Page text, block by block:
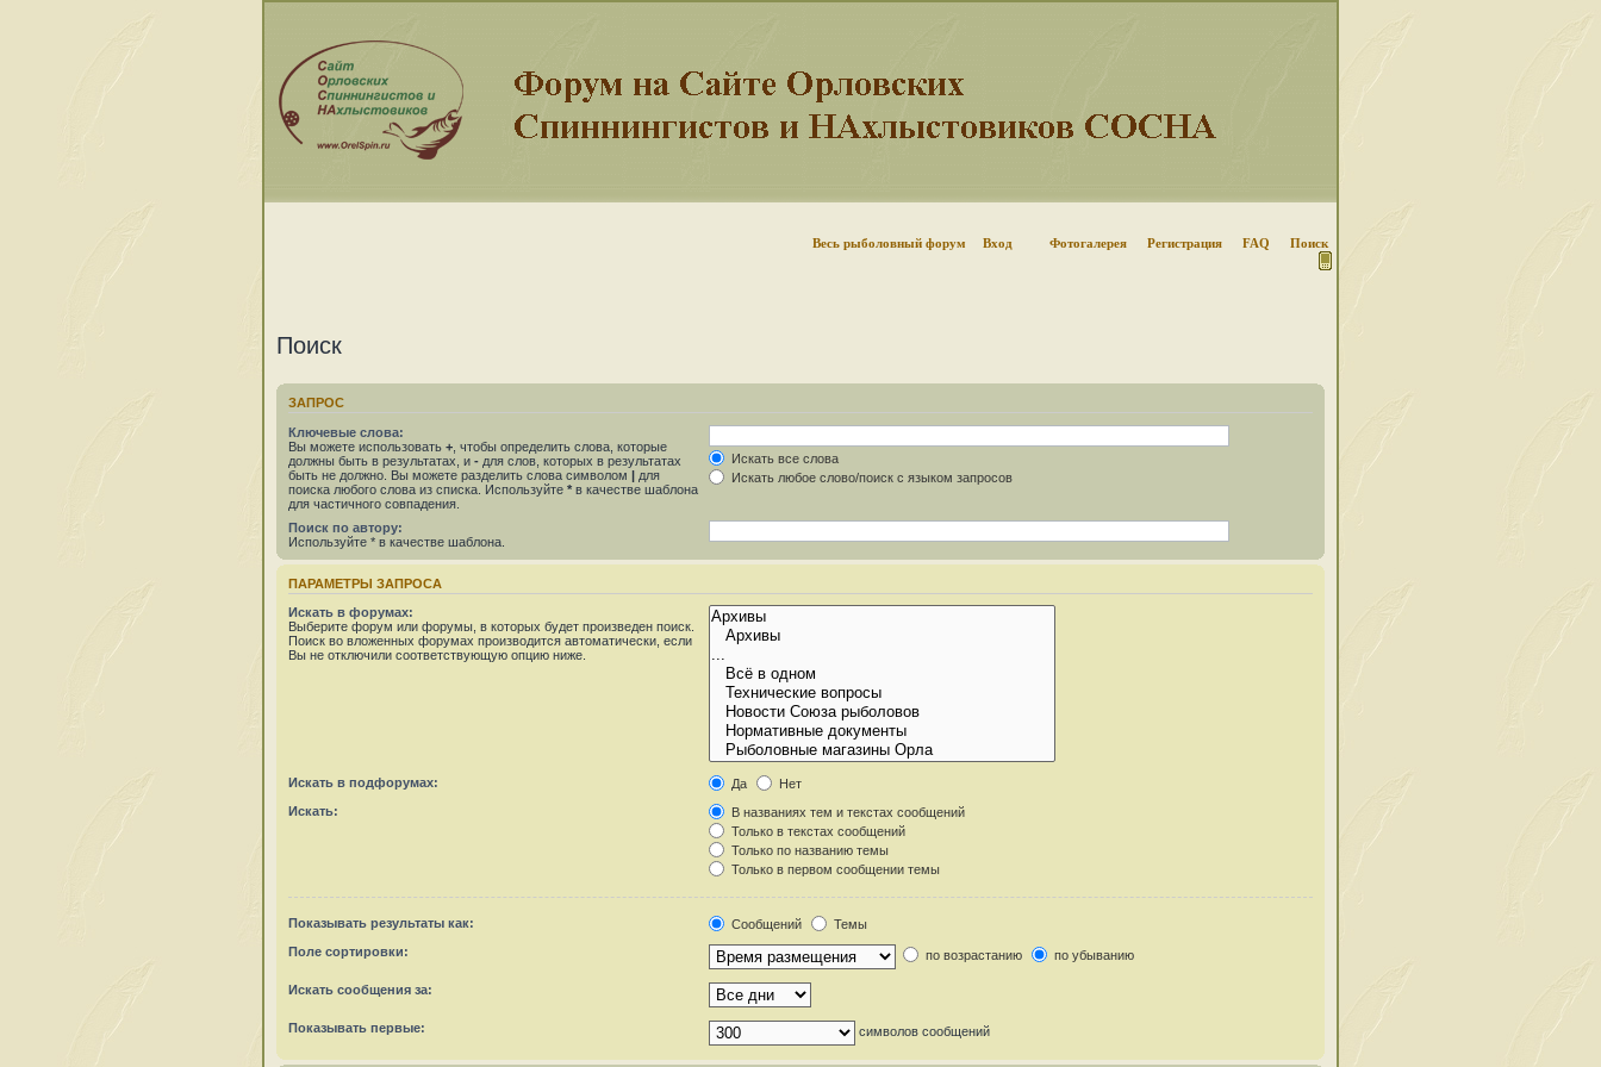
Весь рыболовный форум Вход Фотогалерея Регистрация FAQ Поиск
Поиск
ЗАПРОС
Ключевые слова:
Вы можете использовать + , чтобы определить слова, которые
должны быть в результатах, и - для слов, которых в результатах
быть не должно. Вы можете разделить слова символом | для
поиска любого слова из списка. Используйте * в качестве шаблона
для частичного совпадения.
Искать все слова
Искать любое слово/поиск с языком запросов
Поиск по автору:
Используйте * в качестве шаблона.
ПАРАМЕТРЫ ЗАПРОСА
Искать в форумах:
Выберите форум или форумы, в которых будет произведен поиск.
Поиск во вложенных форумах производится автоматически, если
Вы не отключили соответствующую опцию ниже.
Искать в подфорумах: Да
Нет
Искать:
В названиях тем и текстах сообщений
Только в текстах сообщений
Только по названию темы
Только в первом сообщении темы
Показывать результаты как: Сообщений
Темы
Поле сортировки:
по возрастанию по убыванию
Искать сообщения за:
Показывать первые: символов сообщений